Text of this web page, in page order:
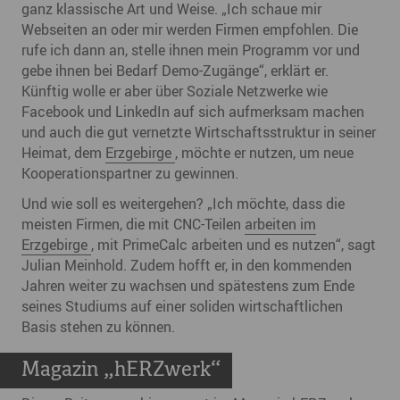
ganz klassische Art und Weise. „Ich schaue mir
Webseiten an oder mir werden Firmen empfohlen. Die
rufe ich dann an, stelle ihnen mein Programm vor und
gebe ihnen bei Bedarf Demo-Zugänge“, erklärt er.
Künftig wolle er aber über Soziale Netzwerke wie
Facebook und LinkedIn auf sich aufmerksam machen
und auch die gut vernetzte Wirtschaftsstruktur in seiner
Heimat, dem Erzgebirge , möchte er nutzen, um neue
Kooperationspartner zu gewinnen.
Und wie soll es weitergehen? „Ich möchte, dass die
meisten Firmen, die mit CNC-Teilen arbeiten im
Erzgebirge , mit PrimeCalc arbeiten und es nutzen“, sagt
Julian Meinhold. Zudem hofft er, in den kommenden
Jahren weiter zu wachsen und spätestens zum Ende
seines Studiums auf einer soliden wirtschaftlichen
Basis stehen zu können.
Magazin „hERZwerk“